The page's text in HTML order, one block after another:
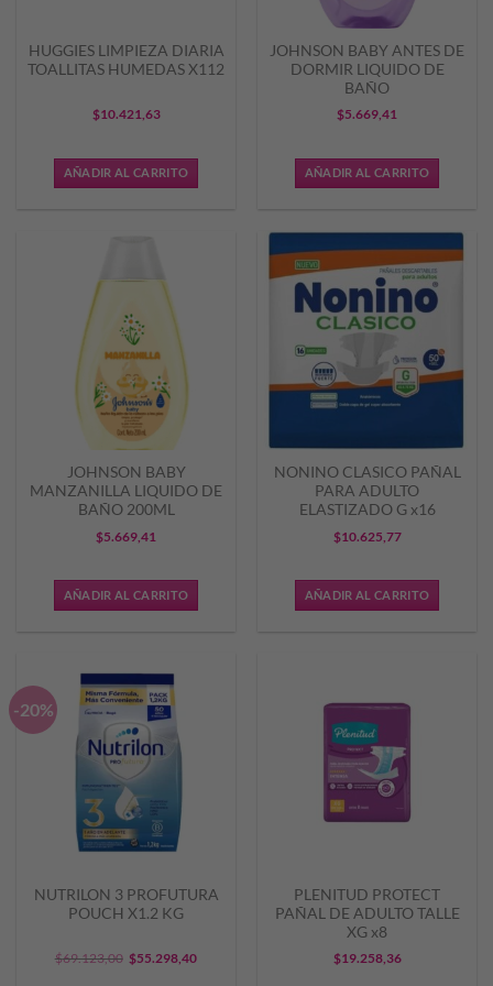
HUGGIES LIMPIEZA DIARIA
TOALLITAS HUMEDAS X112
$10.421,63
AÑADIR AL CARRITO
JOHNSON BABY ANTES DE
DORMIR LIQUIDO DE
BAÑO
$5.669,41
AÑADIR AL CARRITO
JOHNSON BABY
MANZANILLA LIQUIDO DE
BAÑO 200ML
$5.669,41
AÑADIR AL CARRITO
NONINO CLASICO PAÑAL
PARA ADULTO
ELASTIZADO G x16
$10.625,77
AÑADIR AL CARRITO
-20%
NUTRILON 3 PROFUTURA
POUCH X1.2 KG
$69.123,00 El
$55.298,40El
PLENITUD PROTECT
PAÑAL DE ADULTO TALLE
XG x8
$19.258,36